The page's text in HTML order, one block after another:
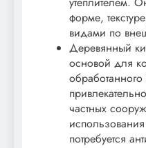
форме,
видами по
Деревянный
основой для
частных
потребуется